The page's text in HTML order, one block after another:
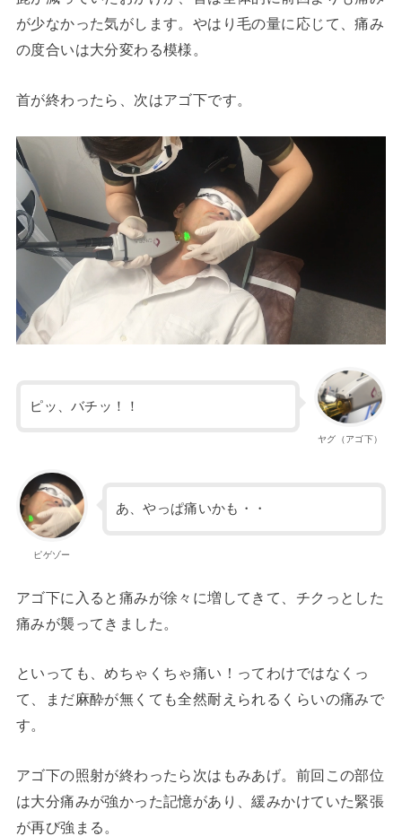
が少なかった気がします。やはり毛の量に応じて、痛み
の度合いは大分変わる模様。
首が終わったら、次はアゴ下です。
ヤグ（アゴ下）
ピッ、バチッ！！
ピゲゾー
あ、やっぱ痛いかも・・
アゴ下に入ると痛みが徐々に増してきて、チクっとした
痛みが襲ってきました。
といっても、めちゃくちゃ痛い！ってわけではなくっ
て、まだ麻酔が無くても全然耐えられるくらいの痛みで
す。
アゴ下の照射が終わったら次はもみあげ。前回この部位
は大分痛みが強かった記憶があり、緩みかけていた緊張
が再び強まる。